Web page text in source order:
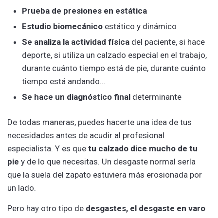
Prueba de presiones en estática
Estudio biomecánico estático y dinámico
Se analiza la actividad física del paciente, si hace
deporte, si utiliza un calzado especial en el trabajo,
durante cuánto tiempo está de pie, durante cuánto
tiempo está andando…
Se hace un diagnóstico final determinante
De todas maneras, puedes hacerte una idea de tus
necesidades antes de acudir al profesional
especialista. Y es que tu calzado dice mucho de tu
pie y de lo que necesitas. Un desgaste normal sería
que la suela del zapato estuviera más erosionada por
un lado.
Pero hay otro tipo de desgastes, el desgaste en varo